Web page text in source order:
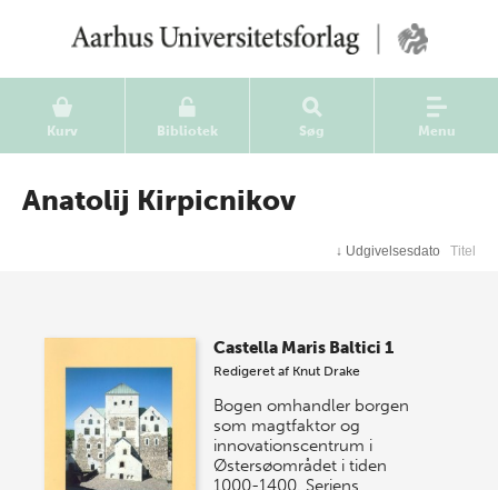
Kurv Bibliotek Søg Menu
Anatolij Kirpicnikov
↓ Udgivelsesdato Titel
Castella Maris Baltici 1
Redigeret af Knut Drake
Bogen omhandler borgen
som magtfaktor og
innovationscentrum i
Østersøområdet i tiden
1000-1400. Seriens